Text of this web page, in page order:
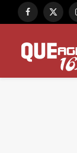
Facebook
X